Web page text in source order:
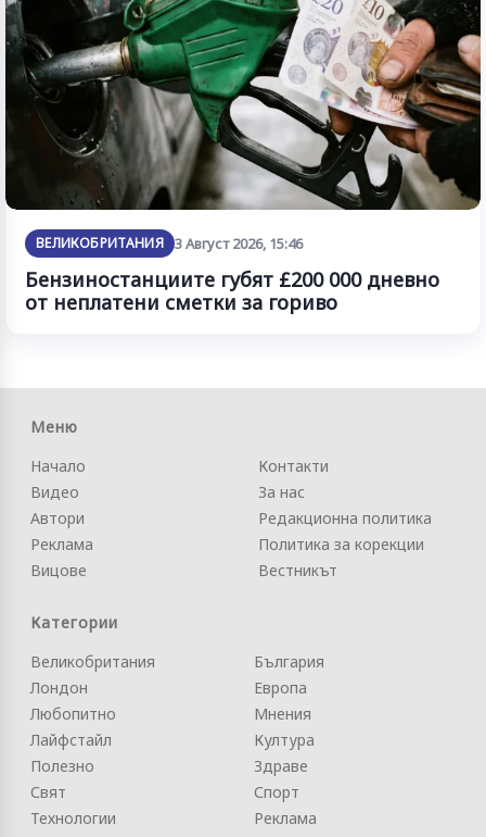
ВЕЛИКОБРИТАНИЯ 3 Август 2026, 15:46
Бензиностанциите губят £200 000 дневно
от неплатени сметки за гориво
Меню
Начало
Видео
Автори
Реклама
Вицове
Контакти
За нас
Редакционна политика
Политика за корекции
Вестникът
Категории
Великобритания
Лондон
Любопитно
Лайфстайл
Полезно
Свят
Технологии
България
Европа
Мнения
Култура
Здраве
Спорт
Реклама